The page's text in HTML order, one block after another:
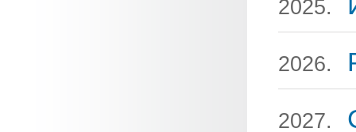
2025.
2026.
2027.